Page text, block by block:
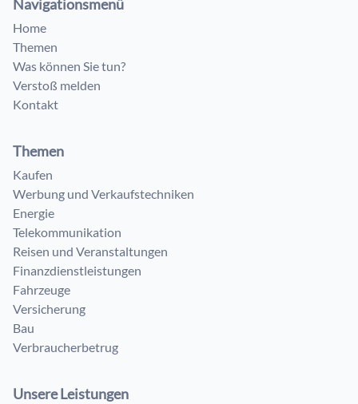
Navigationsmenü
Home
Themen
Was können Sie tun?
Verstoß melden
Kontakt
Themen
Kaufen
Werbung und Verkaufstechniken
Energie
Telekommunikation
Reisen und Veranstaltungen
Finanzdienstleistungen
Fahrzeuge
Versicherung
Bau
Verbraucherbetrug
Unsere Leistungen